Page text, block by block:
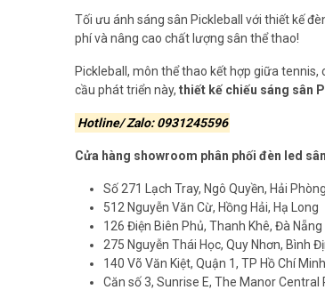
Tối ưu ánh sáng sân Pickleball với thiết kế
phí và nâng cao chất lượng sân thể thao!
Pickleball, môn thể thao kết hợp giữa
cầu phát triển này, thiết kế chiếu sáng sân
Hotline/ Zalo: 0931245596
Cửa hàng showroom phân phối đèn led
Số 271 Lạch Tray, Ngô Quyền, Hải Phòng
512 Nguyễn Văn Cừ, Hồng Hải, Hạ Long
126 Điện Biên Phủ, Thanh Khê, Đà Nẵng
275 Nguyễn Thái Học, Quy Nhơn, Bình
140 Võ Văn Kiệt, Quận 1, TP Hồ Chí Minh
Căn số 3, Sunrise E, The Manor Central